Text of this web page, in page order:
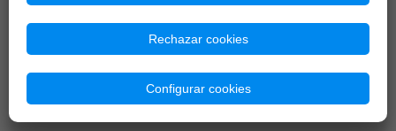
Rechazar cookies
Configurar cookies